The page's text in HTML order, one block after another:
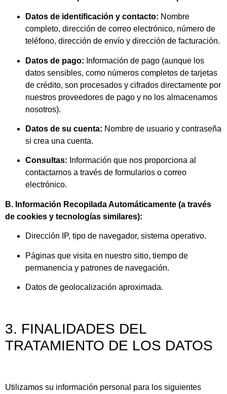
Datos de identificación y contacto: Nombre
completo, dirección de correo electrónico, número de
teléfono, dirección de envío y dirección de facturación.
Datos de pago: Información de pago (aunque los
datos sensibles, como números completos de tarjetas
de crédito, son procesados y cifrados directamente por
nuestros proveedores de pago y no los almacenamos
nosotros).
Datos de su cuenta: Nombre de usuario y contraseña
si crea una cuenta.
Consultas: Información que nos proporciona al
contactarnos a través de formularios o correo
electrónico.
B. Información Recopilada Automáticamente (a través
de cookies y tecnologías similares):
Dirección IP, tipo de navegador, sistema operativo.
Páginas que visita en nuestro sitio, tiempo de
permanencia y patrones de navegación.
Datos de geolocalización aproximada.
3. FINALIDADES DEL
TRATAMIENTO DE LOS DATOS
Utilizamos su información personal para los siguientes